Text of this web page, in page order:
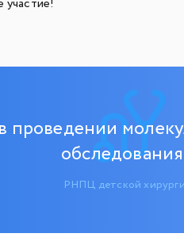
участие!
проведении
РНПЦ детской